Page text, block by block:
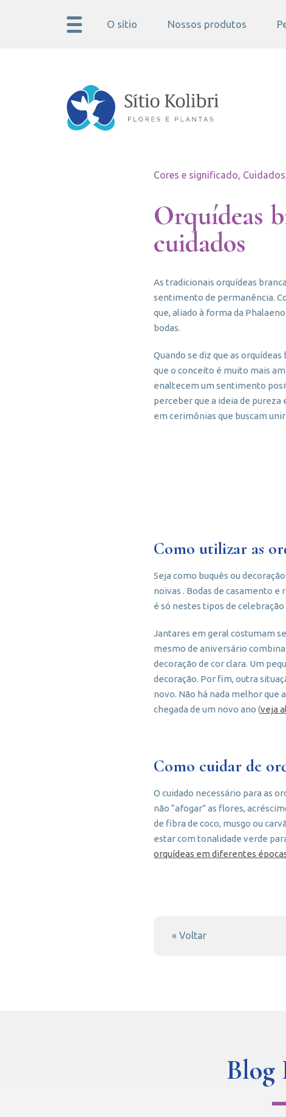
O sítio Nossos produtos
Cores e significado,
Orquídeas
cuidados
As tradicionais orquídeas
sentimento de permanência.
que, aliado à forma da
bodas.
Quando se diz que as
que o conceito é muito mais
enaltecem um sentimento
perceber que a ideia de
em cerimônias que buscam
Como utilizar as
Seja como buquês ou
noivas . Bodas de casamento
é só nestes tipos de
Jantares em geral costumam
mesmo de aniversário
decoração de cor clara. Um
decoração. Por fim, outra
novo. Não há nada melhor que
chegada de um novo ano (veja
Como cuidar de
O cuidado necessário para as
não “afogar” as flores,
de fibra de coco, musgo ou
estar com tonalidade verde
orquídeas em diferentes
« Voltar
Blog